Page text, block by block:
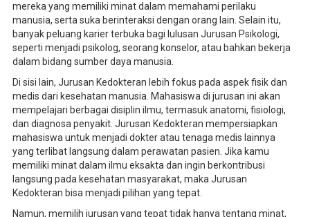
mereka yang memiliki minat dalam memahami perilaku
manusia, serta suka berinteraksi dengan orang lain. Selain itu,
banyak peluang karier terbuka bagi lulusan Jurusan Psikologi,
seperti menjadi psikolog, seorang konselor, atau bahkan bekerja
dalam bidang sumber daya manusia.
Di sisi lain, Jurusan Kedokteran lebih fokus pada aspek fisik dan
medis dari kesehatan manusia. Mahasiswa di jurusan ini akan
mempelajari berbagai disiplin ilmu, termasuk anatomi, fisiologi,
dan diagnosa penyakit. Jurusan Kedokteran mempersiapkan
mahasiswa untuk menjadi dokter atau tenaga medis lainnya
yang terlibat langsung dalam perawatan pasien. Jika kamu
memiliki minat dalam ilmu eksakta dan ingin berkontribusi
langsung pada kesehatan masyarakat, maka Jurusan
Kedokteran bisa menjadi pilihan yang tepat.
Namun, memilih jurusan yang tepat tidak hanya tentang minat,